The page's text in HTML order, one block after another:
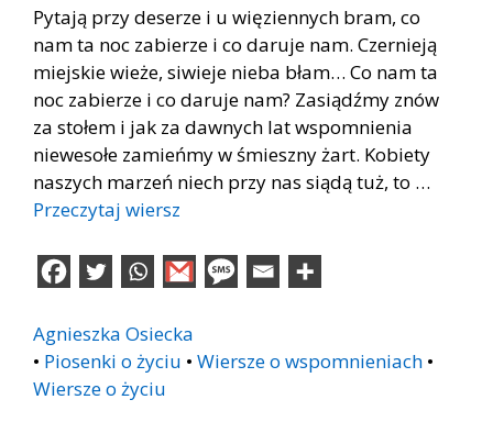
Pytają przy deserze i u więziennych bram, co
nam ta noc zabierze i co daruje nam. Czernieją
miejskie wieże, siwieje nieba błam… Co nam ta
noc zabierze i co daruje nam? Zasiądźmy znów
za stołem i jak za dawnych lat wspomnienia
niewesołe zamieńmy w śmieszny żart. Kobiety
naszych marzeń niech przy nas siądą tuż, to …
Przeczytaj wiersz
Agnieszka Osiecka
• Piosenki o życiu • Wiersze o wspomnieniach •
Wiersze o życiu